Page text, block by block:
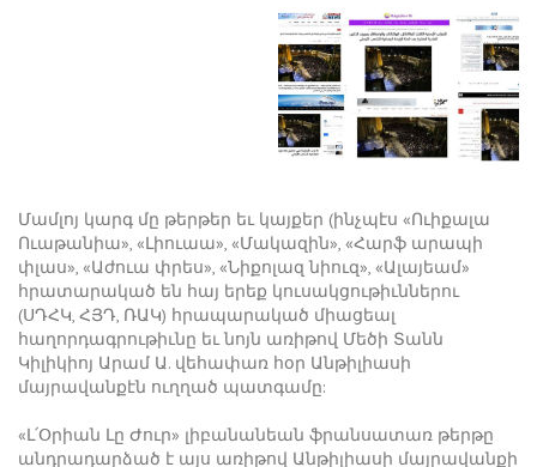
Մամլոյ կարգ մը թերթեր եւ կայքեր (ինչպէս «Ուիքալա
Ուաթանիա», «Լիուաա», «Մակազին», «Հարֆ արապի
փլաս», «Աժուա փրես», «Նիքոլազ նիուզ», «Ալայեամ»
հրատարակած են հայ երեք կուսակցութիւններու
(ՍԴՀԿ, ՀՅԴ, ՌԱԿ) հրապարակած միացեալ
հաղորդագրութիւնը եւ նոյն առիթով Մեծի Տանն
Կիլիկիոյ Արամ Ա. վեհափառ հօր Անթիլիասի
մայրավանքէն ուղղած պատգամը:
«Լ՛Օրիան Լը Ժուր» լիբանանեան ֆրանսատառ թերթը
անդրադարձած է այս առիթով Անթիլիասի մայրավանքի